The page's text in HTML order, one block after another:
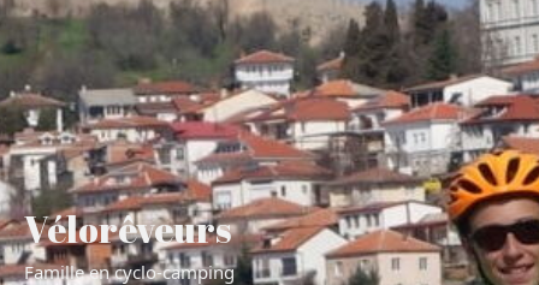
Vélorêveurs
Famille en cyclo-camping